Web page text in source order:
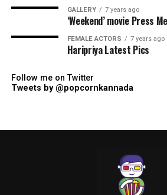
GALLERY 7 years ago
‘Weekend’ movie Press
FEMALE ACTORS 7 years ago
Haripriya Latest Pics
Follow me on Twitter
Tweets by @popcornkannada